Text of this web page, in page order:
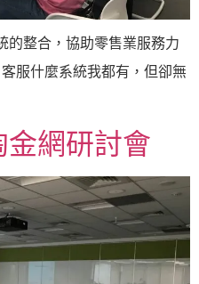
的整合，協助零售業服務力
服什麼系統我都有，但卻無
網研討會